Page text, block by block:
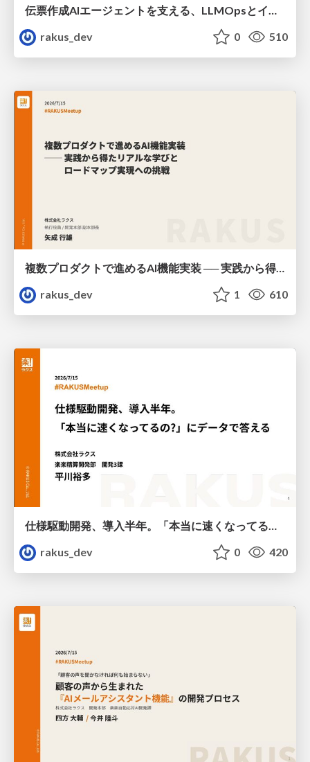
rakus_dev
0 510
複数プロダクトで進めるAI機能実装 ── 実践から得たリアルな学びとロードマップ実現への挑戦 / AICon2026_yanari
rakus_dev
1 610
仕様駆動開発、導入半年。「本当に速くなってるの?」にデータで答える / AICon2026_hirakawa
rakus_dev
0 420